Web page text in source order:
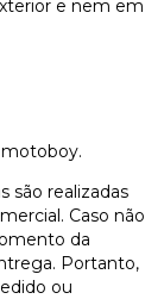
e nem em
são realizadas
Caso não
da
Portanto,
ou